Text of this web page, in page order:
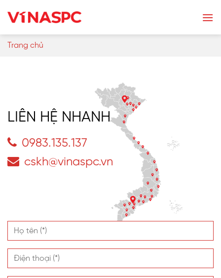
Trang chủ
LIÊN HỆ NHANH
0983.135.137
cskh@vinaspc.vn